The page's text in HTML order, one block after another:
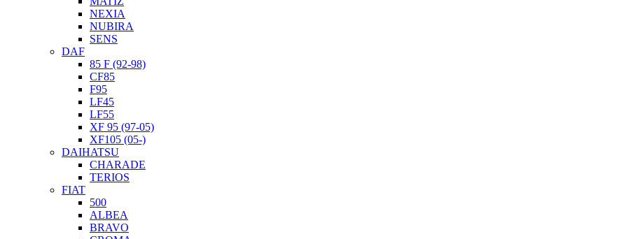
NEXIA
NUBIRA
SENS
DAF
85 F (92-98)
CF85
F95
LF45
LF55
XF 95 (97-05)
XF105 (05-)
DAIHATSU
CHARADE
TERIOS
FIAT
500
ALBEA
BRAVO